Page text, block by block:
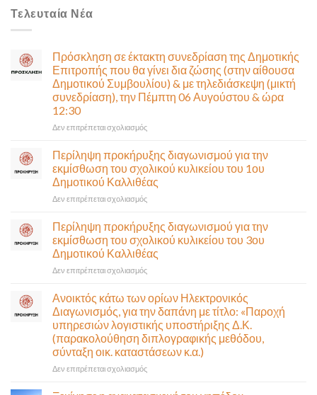
Τελευταία Νέα
Πρόσκληση σε έκτακτη συνεδρίαση της Δημοτικής
Επιτροπής που θα γίνει δια ζώσης (στην αίθουσα
Δημοτικού Συμβουλίου) & με τηλεδιάσκεψη (μικτή
συνεδρίαση), την Πέμπτη 06 Αυγούστου & ώρα
12:30
Δεν επιτρέπεται σχολιασμόςστο
σε
έκτακτη
συνεδρίαση
της
Δημοτικής
που
θα
γίνει
δια
ζώσης
αίθουσα
Δημοτικού
Συμβουλίου)
&
με
τηλεδιάσκεψη
(μικτή
Περίληψη προκήρυξης διαγωνισμού για την
εκμίσθωση του σχολικού κυλικείου του 1ου
Δημοτικού Καλλιθέας
Δεν επιτρέπεται σχολιασμόςστο
προκήρυξης
διαγωνισμού
για
την
εκμίσθωση
σχολικού
κυλικείου
του
1ου
Δημοτικού
Καλλιθέας
Περίληψη προκήρυξης διαγωνισμού για την
εκμίσθωση του σχολικού κυλικείου του 3ου
Δημοτικού Καλλιθέας
Δεν επιτρέπεται σχολιασμόςστο
προκήρυξης
διαγωνισμού
για
την
εκμίσθωση
του
σχολικού
Ανοικτός κάτω των ορίων Ηλεκτρονικός
Διαγωνισμός, για την δαπάνη με τίτλο: «Παροχή
υπηρεσιών λογιστικής υποστήριξης Δ.Κ.
(παρακολούθηση διπλογραφικής μεθόδου,
σύνταξη οικ. καταστάσεων κ.α.)
Δεν επιτρέπεται σχολιασμόςστο